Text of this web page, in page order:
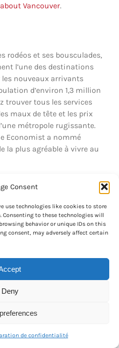
Consent
use technologies like cookies to store
to these technologies will
behavior or unique IDs on this
consent, may adversely affect certain
Deny
de confidentialité
Vancouver.
rodéos et ses bousculades,
l’une des destinations
nouveaux arrivants
d’environ 1,3 million
trouver tous les services
maux de tête et les prix
métropole rugissante.
Economist a nommé
la plus agréable à vivre au
basé sur le loyer mensuel
chambre dans le centre-
chambre en dehors du
consulter notre article sur